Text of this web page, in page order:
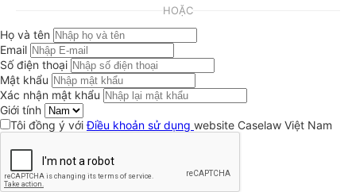
HOẶC
Họ và tên
Email
Số điện thoại
Mật khẩu
Xác nhận mật khẩu
Giới tính
Tôi đồng ý vớiĐiều khoản sử dụng website Caselaw Việt Nam